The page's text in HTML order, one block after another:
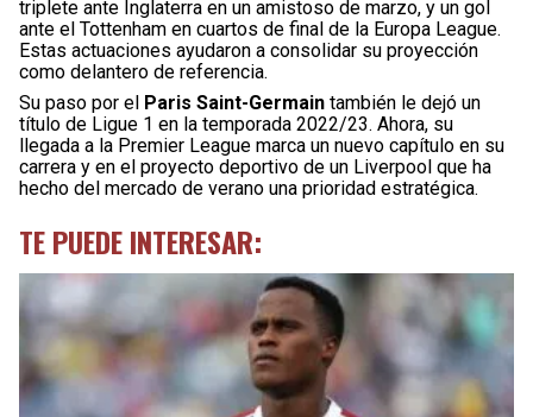
triplete ante Inglaterra en un amistoso de marzo, y un gol
ante el Tottenham en cuartos de final de la Europa League.
Estas actuaciones ayudaron a consolidar su proyección
como delantero de referencia.
Su paso por el Paris Saint-Germain también le dejó un
título de Ligue 1 en la temporada 2022/23. Ahora, su
llegada a la Premier League marca un nuevo capítulo en su
carrera y en el proyecto deportivo de un Liverpool que ha
hecho del mercado de verano una prioridad estratégica.
TE PUEDE INTERESAR: